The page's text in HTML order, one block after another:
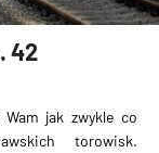
42
jak zwykle co
torowisk.